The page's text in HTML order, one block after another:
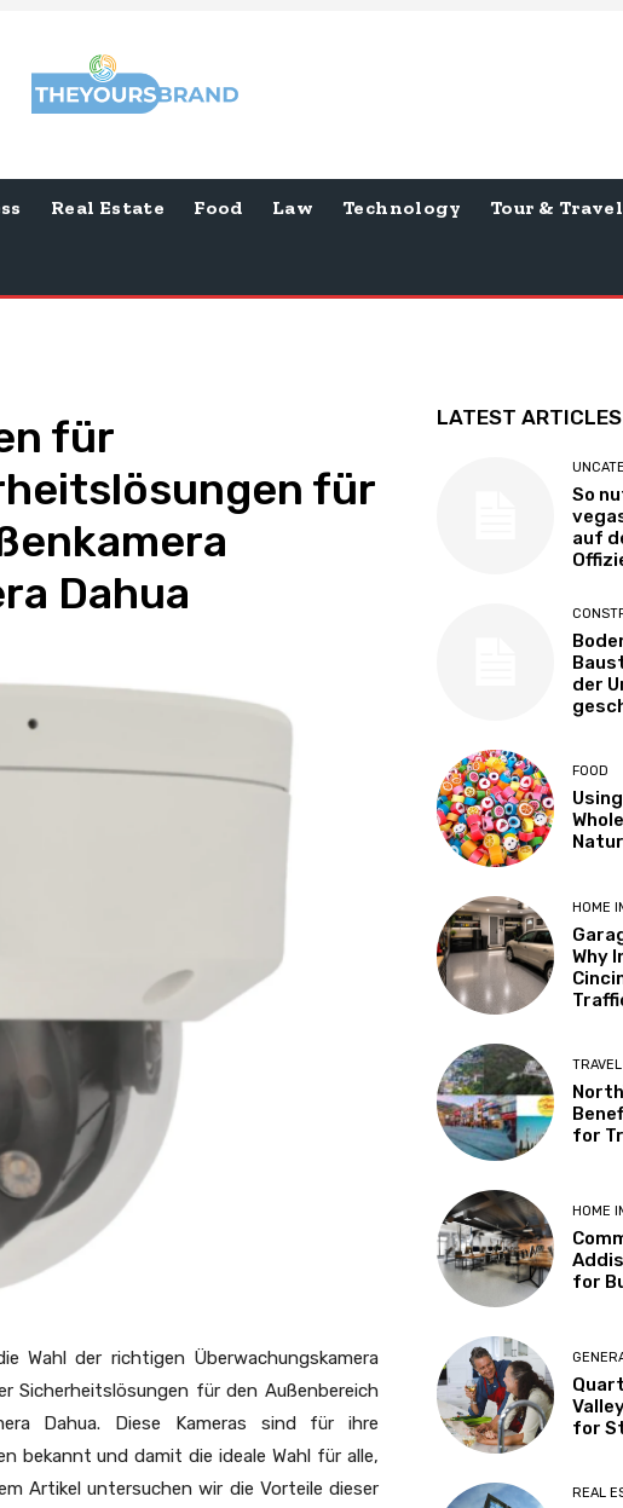
Real Estate Food Law Technology Tour & Travel
für
für
Dahua
Wahl der richtigen Überwachungskamera
Sicherheitslösungen für den Außenbereich
Dahua. Diese Kameras sind für ihre
bekannt und damit die ideale Wahl für alle,
Artikel untersuchen wir die Vorteile dieser
LATEST ARTICLES
So
auf
der
FOOD
HOME
Why
TRAVEL
for
HOME
for
for
REAL